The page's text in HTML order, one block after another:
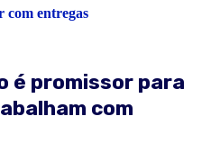
com entregas
é promissor para
com